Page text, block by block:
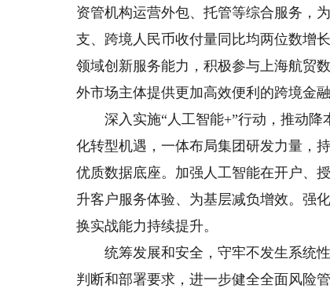
资管机构运营外包、托管等综合服务，
支、跨境人民币收付量同比均两位数增
领域创新服务能力，积极参与上海航贸
外市场主体提供更加高效便利的跨境金融
深入实施“人工智能+”行动，推动降
化转型机遇，一体布局集团研发力量，
优质数据底座。加强人工智能在开户、
升客户服务体验、为基层减负增效。强
换实战能力持续提升。
统筹发展和安全，守牢不发生系统性
判断和部署要求，进一步健全全面风险